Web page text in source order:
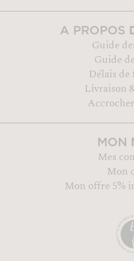
A PROPOS
Guide
Guide
Délais
Livraison
MON
Mes
Mon
Mon offre 5%